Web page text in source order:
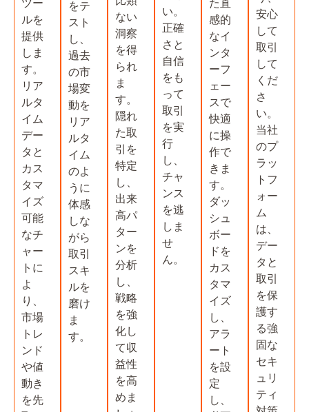
ツー
ルを
提供
しま
す。
リア
ルタ
イム
デー
タと
カス
タマ
イズ
可能
なチ
ャー
トに
よ
り、
市場
トレ
ンド
や値
動き
を先
をテ
スト
し、
過去
の市
場変
動を
リア
ルタ
イム
のよ
うに
体感
しな
がら
取引
スキ
ルを
磨け
ま
す。
ない
洞察
を得
られ
ま
す。
隠れ
た取
引を
特定
し、
出来
高パ
ター
ンを
分析
し、
戦略
を強
化し
て収
益性
を高
めま
い。
正確
さと
自信
をも
って
取引
を実
行
し、
チャ
ンス
を逃
しま
せ
ん。
た直
感的
なイ
ンタ
ーフ
ェー
スで
快適
に操
作で
きま
す。
ダッ
シュ
ボー
ドを
カス
タマ
イズ
し、
アラ
ート
を設
定
し、
安心
して
取引
して
くだ
さ
い。
当社
のプ
ラッ
トフ
ォー
ム
は、
デー
タと
取引
を保
護す
る強
固な
セキ
ュリ
ティ